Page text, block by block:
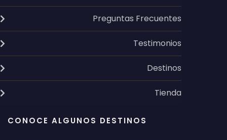
Preguntas Frecuentes
Testimonios
Destinos
Tienda
CONOCE ALGUNOS DESTINOS